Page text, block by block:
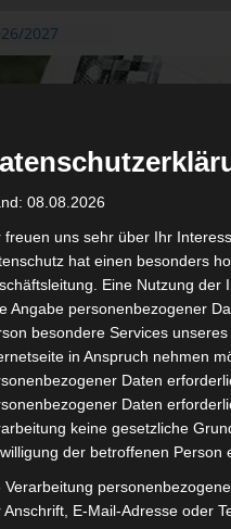
2027
August
aus der
der ersten 15
2027 –
20.
AS Soliman
zu
Für die Nutzung von
wir laut DSGVO
08.08.2026
freuen uns sehr über Ihr
hat einen besonders
Eine Nutzung der
Angabe personenbezogener
besondere Services
in Anspruch nehmen
Daten
Daten
keine gesetzliche
der betroffenen Person
Verarbeitung
Anschrift, E-Mail-Adresse oder